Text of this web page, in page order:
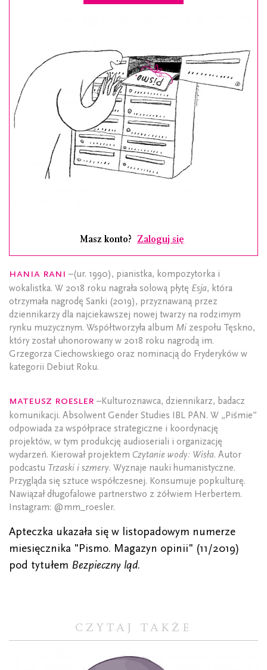
Masz konto? Zaloguj się
Hania Rani –(ur. 1990), pianistka, kompozytorka i
wokalistka. W 2018 roku nagrała solową płytę Esja, która
otrzymała nagrodę Sanki (2019), przyznawaną przez
dziennikarzy dla najciekawszej nowej twarzy na rodzimym
rynku muzycznym. Współtworzyła album Mi zespołu Tęskno,
który został uhonorowany w 2018 roku nagrodą im.
Grzegorza Ciechowskiego oraz nominacją do Fryderyków w
kategorii Debiut Roku.
Mateusz Roesler –Kulturoznawca, dziennikarz, badacz
komunikacji. Absolwent Gender Studies IBL PAN. W „Piśmie”
odpowiada za współprace strategiczne i koordynację
projektów, w tym produkcję audioseriali i organizację
wydarzeń. Kierował projektem Czytanie wody: Wisła. Autor
podcastu Trzaski i szmery. Wyznaje nauki humanistyczne.
Przygląda się sztuce współczesnej. Konsumuje popkulturę.
Nawiązał długofalowe partnerstwo z żółwiem Herbertem.
Instagram: @mm_roesler.
Apteczka ukazała się w listopadowym numerze
miesięcznika "Pismo. Magazyn opinii" (11/2019)
pod tytułem Bezpieczny ląd.
CZYTAJ TAKŻE